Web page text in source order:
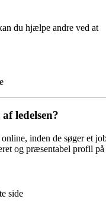
du hjælpe andre ved at
ledelsen?
inden de søger et
og præsentabel profil på
side